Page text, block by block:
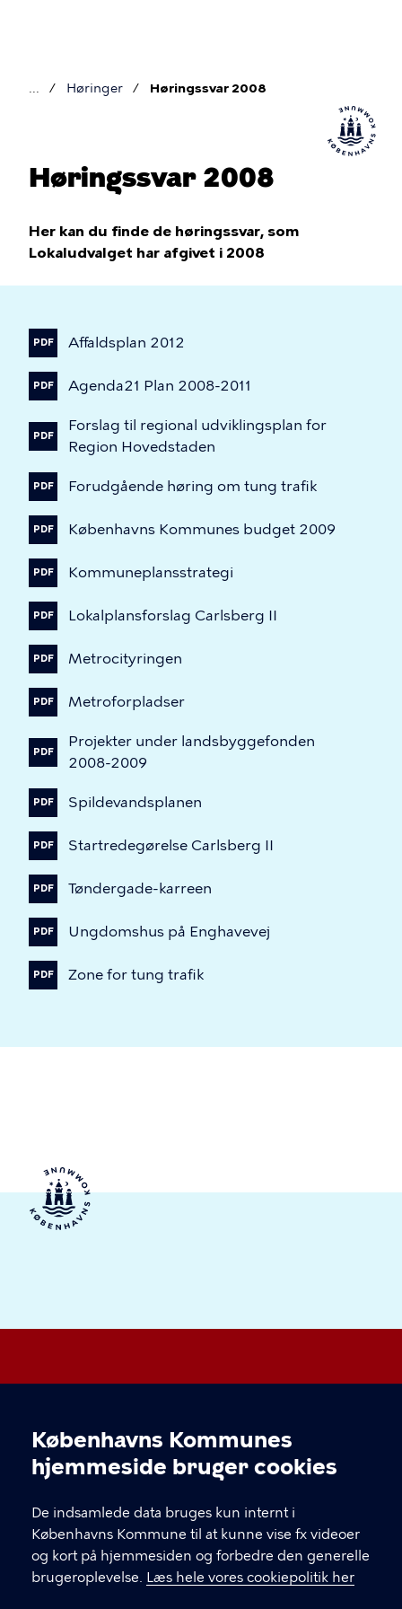
Cookieindstillinger
Københavns Kommunes
hjemmeside bruger cookies
De indsamlede data bruges kun internt i
Københavns Kommune til at kunne vise fx videoer
og kort på hjemmesiden og forbedre den generelle
brugeroplevelse. Læs hele vores cookiepolitik her
Høringer Høringssvar 2008
Høringssvar 2008
Her kan du finde de høringssvar, som
Lokaludvalget har afgivet i 2008
PDF Affaldsplan 2012
PDF Agenda21 Plan 2008-2011
PDF
Forslag til regional udviklingsplan for
Region Hovedstaden
PDF Forudgående høring om tung trafik
PDF Københavns Kommunes budget 2009
PDF Kommuneplansstrategi
PDF Lokalplansforslag Carlsberg II
PDF Metrocityringen
PDF Metroforpladser
PDF
Projekter under landsbyggefonden
2008-2009
PDF Spildevandsplanen
PDF Startredegørelse Carlsberg II
PDF Tøndergade-karreen
PDF Ungdomshus på Enghavevej
PDF Zone for tung trafik
KONTAKT
FishTank Social Hub, Ingerslevsgade 44, 1705
København V.
vesterbrolokaludvalg@okf.kk.dk